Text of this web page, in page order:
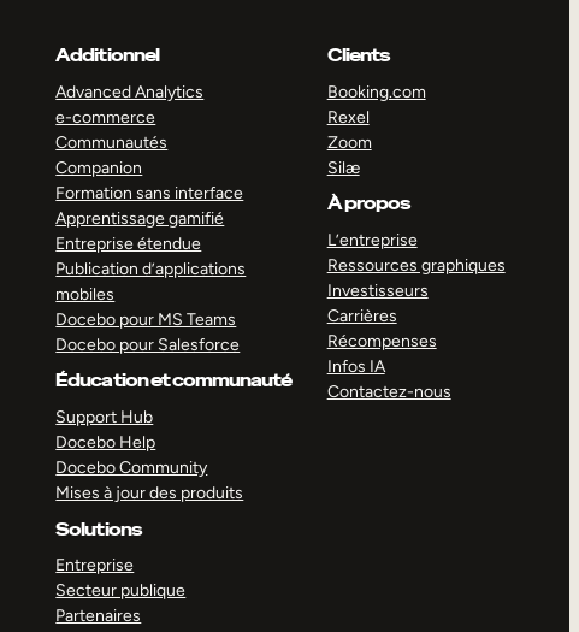
Additionnel
Advanced Analytics
e-commerce
Communautés
Companion
Formation sans interface
Apprentissage gamifié
Entreprise étendue
Publication d’applications
mobiles
Docebo pour MS Teams
Docebo pour Salesforce
Éducation et communauté
Support Hub
Docebo Help
Docebo Community
Mises à jour des produits
Solutions
Entreprise
Secteur publique
Partenaires
Clients
Booking.com
Rexel
Zoom
Silæ
À propos
L’entreprise
Ressources graphiques
Investisseurs
Carrières
Récompenses
Infos IA
Contactez-nous